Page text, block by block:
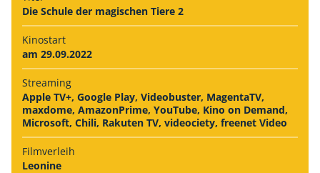
Die Schule der magischen Tiere 2
Kinostart
am 29.09.2022
Streaming
Apple TV+, Google Play, Videobuster, MagentaTV,
maxdome, AmazonPrime, YouTube, Kino on Demand,
Microsoft, Chili, Rakuten TV, videociety, freenet Video
Filmverleih
Leonine